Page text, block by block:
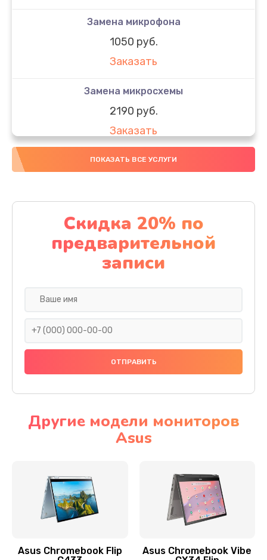
Замена микрофона
1050 руб.
Заказать
Замена микросхемы
2190 руб.
Заказать
Замена передней камеры
Заказать
Замена полифонического динамика
390 руб.
Заказать
Сбор/Разбор
Чистка динамика и микрофонов (с разбором)
Замена кнопки Home (домой)
Заказать
ПОКАЗАТЬ ВСЕ УСЛУГИ
Скидка 20% по
предварительной
записи
Другие модели мониторов
Asus
Asus Chromebook Flip
Asus Chromebook Vibe